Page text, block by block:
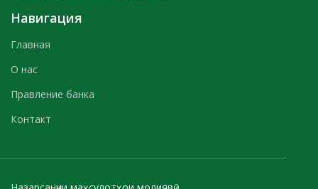
Навигация
Главная
О нас
Правление банка
Контакт